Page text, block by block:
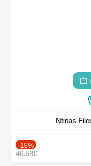
Ntinas
-15%
46.53€